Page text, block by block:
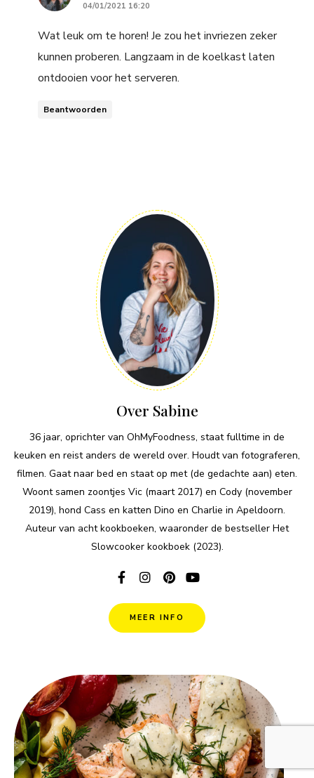
04/01/2021 16:20
Wat leuk om te horen! Je zou het invriezen zeker
kunnen proberen. Langzaam in de koelkast laten
ontdooien voor het serveren.
Beantwoorden
Over Sabine
36 jaar, oprichter van OhMyFoodness, staat fulltime in de
keuken en reist anders de wereld over. Houdt van fotograferen,
filmen. Gaat naar bed en staat op met (de gedachte aan) eten.
Woont samen zoontjes Vic (maart 2017) en Cody (november
2019), hond Cass en katten Dino en Charlie in Apeldoorn.
Auteur van acht kookboeken, waaronder de bestseller Het
Slowcooker kookboek (2023).
MEER INFO